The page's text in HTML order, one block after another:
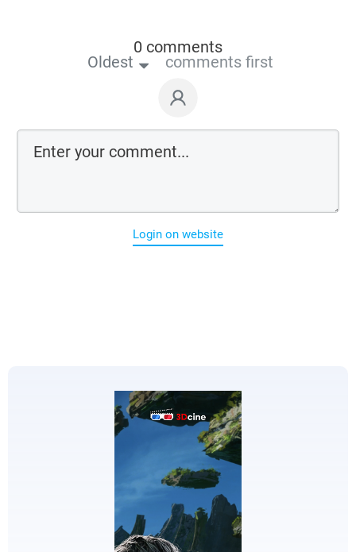
0 comments
Oldest comments first
Login on website